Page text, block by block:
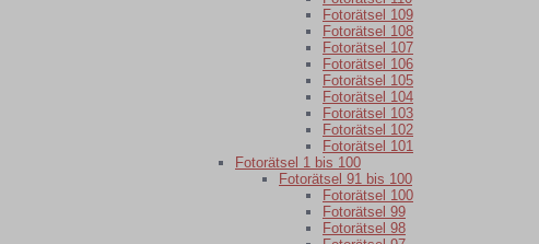
Fotorätsel 109
Fotorätsel 108
Fotorätsel 107
Fotorätsel 106
Fotorätsel 105
Fotorätsel 104
Fotorätsel 103
Fotorätsel 102
Fotorätsel 101
Fotorätsel 1 bis 100
Fotorätsel 91 bis 100
Fotorätsel 100
Fotorätsel 99
Fotorätsel 98